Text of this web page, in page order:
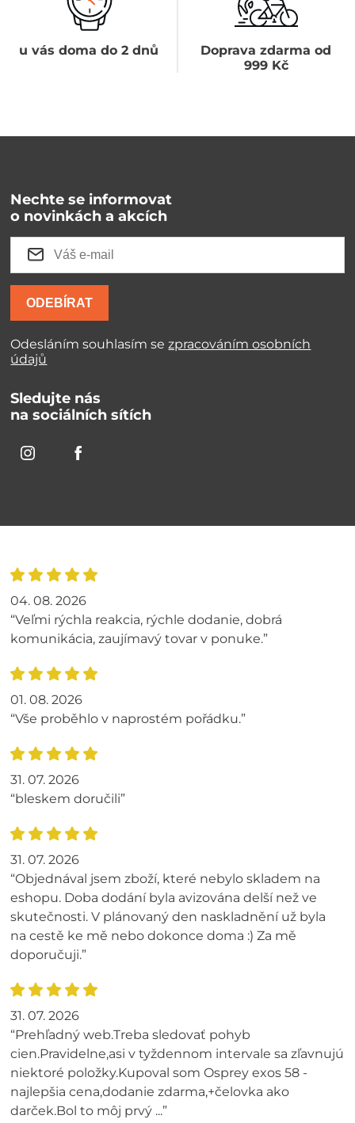
u vás doma do 2 dnů
Doprava zdarma od
999 Kč
Nechte se informovat
o novinkách a akcích
ODEBÍRAT
Odesláním souhlasím sezpracováním osobních
údajů
Sledujte nás
na sociálních sítích
04. 08. 2026
“Veľmi rýchla reakcia, rýchle dodanie, dobrá
komunikácia, zaujímavý tovar v ponuke.”
01. 08. 2026
“Vše proběhlo v naprostém pořádku.”
31. 07. 2026
“bleskem doručili”
31. 07. 2026
“Objednával jsem zboží, které nebylo skladem na
eshopu. Doba dodání byla avizována delší než ve
skutečnosti. V plánovaný den naskladnění už byla
na cestě ke mě nebo dokonce doma :) Za mě
doporučuji.”
31. 07. 2026
“Prehľadný web.Treba sledovať pohyb
cien.Pravidelne,asi v tyždennom intervale sa zľavnujú
niektoré položky.Kupoval som Osprey exos 58 -
najlepšia cena,dodanie zdarma,+čelovka ako
darček.Bol to môj prvý ...”